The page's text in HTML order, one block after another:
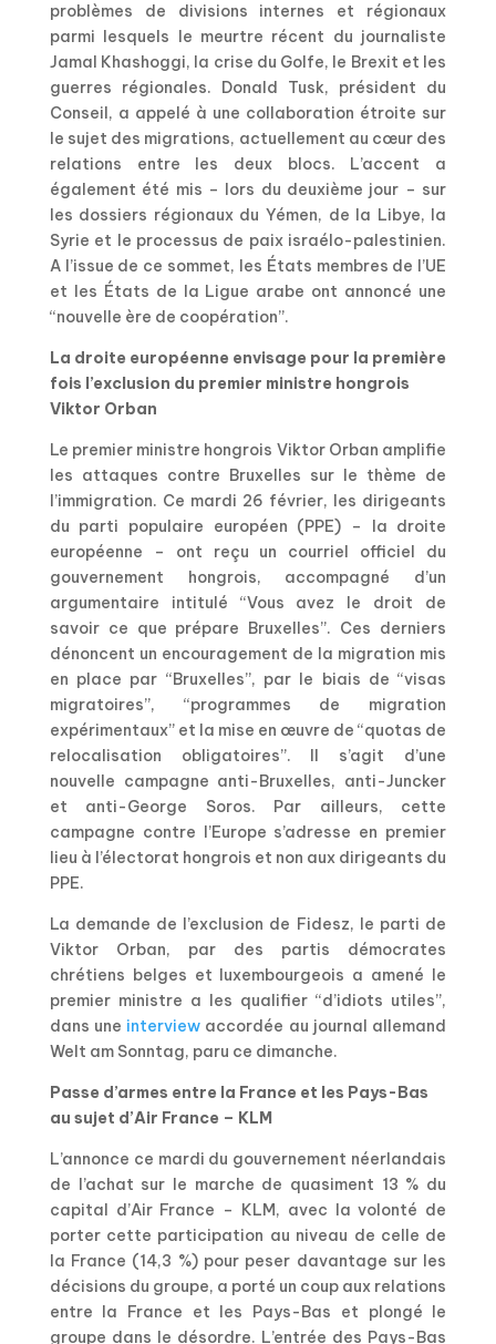
problèmes de divisions internes et régionaux
parmi lesquels le meurtre récent du journaliste
Jamal Khashoggi, la crise du Golfe, le Brexit et les
guerres régionales. Donald Tusk, président du
Conseil, a appelé à une collaboration étroite sur
le sujet des migrations, actuellement au cœur des
relations entre les deux blocs. L’accent a
également été mis – lors du deuxième jour – sur
les dossiers régionaux du Yémen, de la Libye, la
Syrie et le processus de paix israélo-palestinien.
A l’issue de ce sommet, les États membres de l’UE
et les États de la Ligue arabe ont annoncé une
“nouvelle ère de coopération”.
La droite européenne envisage pour la première
fois l’exclusion du premier ministre hongrois
Viktor Orban
Le premier ministre hongrois Viktor Orban amplifie
les attaques contre Bruxelles sur le thème de
l’immigration. Ce mardi 26 février, les dirigeants
du parti populaire européen (PPE) – la droite
européenne – ont reçu un courriel officiel du
gouvernement hongrois, accompagné d’un
argumentaire intitulé “Vous avez le droit de
savoir ce que prépare Bruxelles”. Ces derniers
dénoncent un encouragement de la migration mis
en place par “Bruxelles”, par le biais de “visas
migratoires”, “programmes de migration
expérimentaux” et la mise en œuvre de “quotas de
relocalisation obligatoires”. Il s’agit d’une
nouvelle campagne anti-Bruxelles, anti-Juncker
et anti-George Soros. Par ailleurs, cette
campagne contre l’Europe s’adresse en premier
lieu à l’électorat hongrois et non aux dirigeants du
PPE.
La demande de l’exclusion de Fidesz, le parti de
Viktor Orban, par des partis démocrates
chrétiens belges et luxembourgeois a amené le
premier ministre a les qualifier “d’idiots utiles”,
dans une interview accordée au journal allemand
Welt am Sonntag, paru ce dimanche.
Passe d’armes entre la France et les Pays-Bas
au sujet d’Air France – KLM
L’annonce ce mardi du gouvernement néerlandais
de l’achat sur le marche de quasiment 13 % du
capital d’Air France – KLM, avec la volonté de
porter cette participation au niveau de celle de
la France (14,3 %) pour peser davantage sur les
décisions du groupe, a porté un coup aux relations
entre la France et les Pays-Bas et plongé le
groupe dans le désordre. L’entrée des Pays-Bas